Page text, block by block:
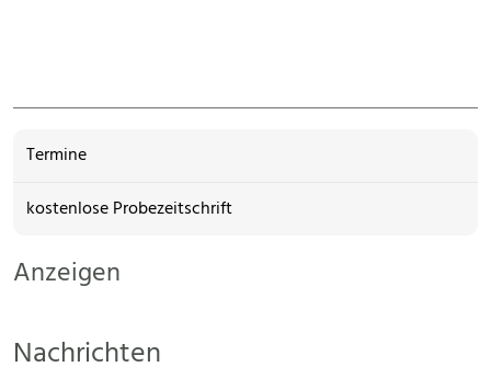
Termine
kostenlose Probezeitschrift
Anzeigen
Nachrichten